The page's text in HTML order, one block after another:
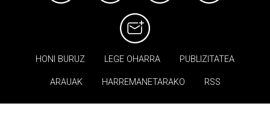
HONI BURUZ LEGE OHARRA PUBLIZITATEA
ARAUAK HARREMANETARAKO RSS